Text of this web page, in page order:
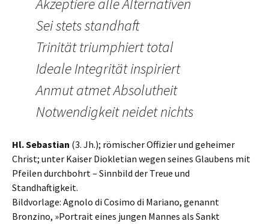
Akzeptiere alle Alternativen
Sei stets standhaft
Trinität triumphiert total
Ideale Integrität inspiriert
Anmut atmet Absolutheit
Notwendigkeit neidet nichts
Hl. Sebastian (3. Jh.); römischer Offizier und geheimer
Christ; unter Kaiser Diokletian wegen seines Glaubens mit
Pfeilen durchbohrt – Sinnbild der Treue und
Standhaftigkeit.
Bildvorlage: Agnolo di Cosimo di Mariano, genannt
Bronzino, »Portrait eines jungen Mannes als Sankt